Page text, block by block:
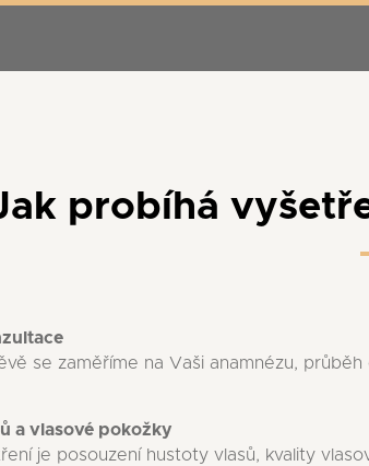
probíhá
se zaměříme na Vaši anamnézu,
a vlasové pokožky
je posouzení hustoty vlasů, kvality